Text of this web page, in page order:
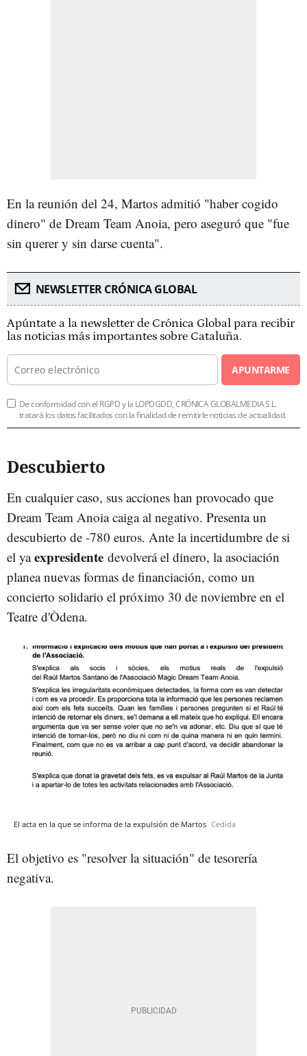
En la reunión del 24, Martos admitió "haber cogido
dinero" de Dream Team Anoia, pero aseguró que "fue
sin querer y sin darse cuenta".
NEWSLETTER CRÓNICA GLOBAL
Apúntate a la newsletter de Crónica Global para recibir
las noticias más importantes sobre Cataluña.
APUNTARME
De conformidad con el RGPD y la LOPDGDD, CRÓNICA GLOBALMEDIA S.L.
tratará los datos facilitados con la finalidad de remitirle noticias de actualidad.
Descubierto
En cualquier caso, sus acciones han provocado que
Dream Team Anoia caiga al negativo. Presenta un
descubierto de -780 euros. Ante la incertidumbre de si
el yaexpresidente devolverá el dinero, la asociación
planea nuevas formas de financiación, como un
concierto solidario el próximo 30 de noviembre en el
Teatre d'Òdena.
El acta en la que se informa de la expulsión de Martos Cedida
El objetivo es "resolver la situación" de tesorería
negativa.